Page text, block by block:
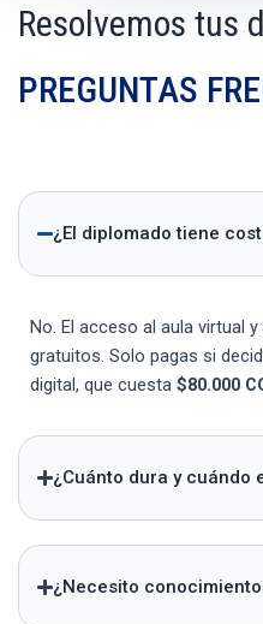
Resolvemos tus
PREGUNTAS
¿El diplomado tiene
No. El acceso al aula virtual
gratuitos. Solo pagas si
digital, que cuesta $80.000
¿Cuánto dura y cuándo
¿Necesito